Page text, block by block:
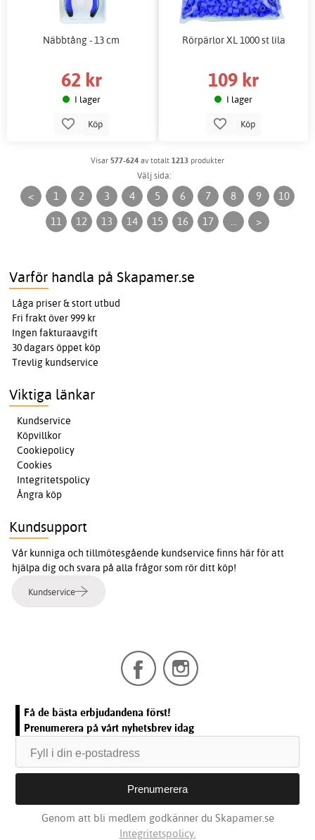
Näbbtång - 13 cm
62 kr
I lager
Köp
Rörpärlor XL 1000 st lila
109 kr
I lager
Köp
Visar 577-624 av totalt 1213 produkter
Välj sida:
< 1 2 3 4 5 6 7 8 9
10
11
12 13 14 15 16 17 ... >
Varför handla på Skapamer.se
Låga priser & stort utbud
Fri frakt över 999 kr
Ingen fakturaavgift
30 dagars öppet köp
Trevlig kundservice
Viktiga länkar
Kundservice
Köpvillkor
Cookiepolicy
Cookies
Integritetspolicy
Ångra köp
Kundsupport
Vår kunniga och tillmötesgående kundservice finns här för att
hjälpa dig och svara på alla frågor som rör ditt köp!
Kundservice
Få de bästa erbjudandena först!
Prenumerera på vårt nyhetsbrev idag
Genom att bli medlem godkänner du Skapamer.se
Integritetspolicy.